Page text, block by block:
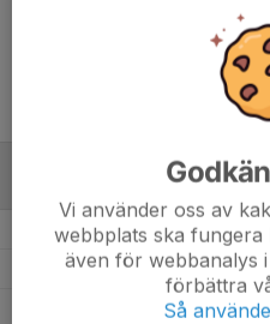
9 år
ALLA ÅR
2026
Vi använder oss av
webbplats ska
även för webbanalys
förbättra
Så